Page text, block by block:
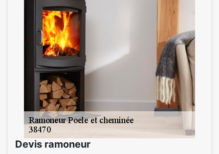
Devis ramoneur